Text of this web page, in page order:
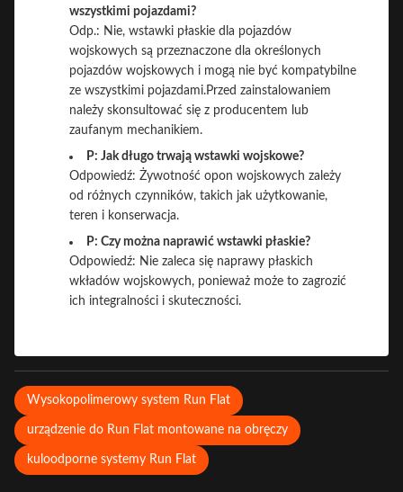
wszystkimi pojazdami?
Odp.: Nie, wstawki płaskie dla pojazdów
wojskowych są przeznaczone dla określonych
pojazdów wojskowych i mogą nie być kompatybilne
ze wszystkimi pojazdami.Przed zainstalowaniem
należy skonsultować się z producentem lub
zaufanym mechanikiem.
P: Jak długo trwają wstawki wojskowe?
Odpowiedź: Żywotność opon wojskowych zależy
od różnych czynników, takich jak użytkowanie,
teren i konserwacja.
P: Czy można naprawić wstawki płaskie?
Odpowiedź: Nie zaleca się naprawy płaskich
wkładów wojskowych, ponieważ może to zagrozić
ich integralności i skuteczności.
Wysokopolimerowy system Run Flat
urządzenie do Run Flat montowane na obręczy
kuloodporne systemy Run Flat